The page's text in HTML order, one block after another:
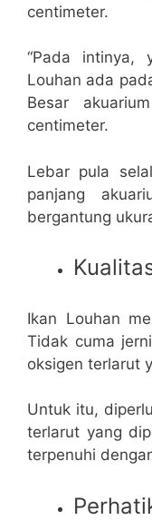
centimeter.
“Pada intinya,
Louhan ada
Besar
centimeter.
Lebar pula
panjang
bergantung
Ikan Louhan
Tidak cuma
oksigen terlarut
Untuk itu,
terlarut yang
terpenuhi